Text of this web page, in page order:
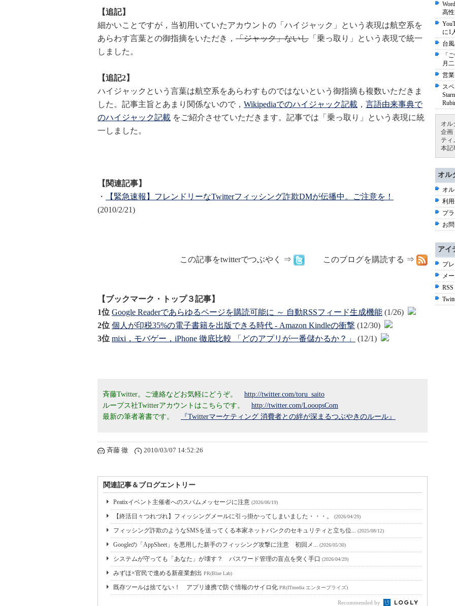
【追記】
細かいことですが，当初用いていたアカウントの「ハイジャック」という表現は航空系を
あらわす言葉との御指摘をいただき， 「ジャック」ないし 「乗っ取り」という表現で統一
しました。
【追記2】
ハイジャックという言葉は航空系をあらわすものではないという御指摘も複数いただきま
した。記事主旨とあまり関係ないので， Wikipediaでのハイジャック記載 ， 言語由来事典で
のハイジャック記載 をご紹介させていただきます。記事では「乗っ取り」という表現に統
一しました。
【関連記事】
・
【緊急速報】フレンドリーなTwitterフィッシング詐欺DMが伝播中。ご注意を！
(2010/2/21)
この記事をtwitterでつぶやく ⇒ このブログを購読する ⇒
【ブックマーク・トップ３記事】
1位 Google Readerであらゆるページを購読可能に ～ 自動RSSフィード生成機能 (1/26)
2位 個人が印税35%の電子書籍を出版できる時代 - Amazon Kindleの衝撃 (12/30)
3位 mixi，モバゲー，iPhone 徹底比較 「どのアプリが一番儲かるか？」 (12/1)
斉藤Twitter。ご連絡などお気軽にどうぞ。 http://twitter.com/toru_saito
ループス社Twitterアカウントはこちらです。 http://twitter.com/LooopsCom
最新の筆者著書です。
『Twitterマーケティング 消費者との絆が深まるつぶやきのルール』
斉藤 徹 2010/03/07 14:52:26
関連記事＆ブログエントリー
Peatixイベント主催者へのスパムメッセージに注意 (2026/06/19)
【終活日々つれづれ】フィッシングメールに引っ掛かってしまいました・・・。 (2026/04/29)
フィッシング詐欺のようなSMSを送ってくる本家ネットバンクのセキュリティと立ち位... (2025/08/12)
Googleの「AppSheet」を悪用した新手のフィッシング攻撃に注意 初回メ... (2026/05/30)
システムが守っても「あなた」が壊す？ パスワード管理の盲点を突く手口 (2026/04/29)
みずほ×官民で進める新産業創出 PR(Blue Lab)
既存ツールは捨てない！ アプリ連携で防ぐ情報のサイロ化 PR(ITmedia エンタープライズ)
Recommended by
高
に1
台
「
月
営
ス
オル
企画
ティ
本記
オル
オ
利
プ
お
アイ
プ
メ
RSS